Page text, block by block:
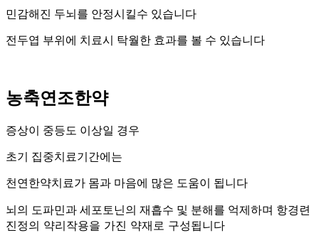
민감해진 두뇌를 안정시킬수 있습니다
전두엽 부위에 치료시 탁월한 효과를 볼 수 있습니다
농축연조한약
증상이 중등도 이상일 경우
초기 집중치료기간에는
천연한약치료가 몸과 마음에 많은 도움이 됩니다
뇌의 도파민과 세포토닌의 재흡수 및 분해를 억제하며 항경련
진정의 약리작용을 가진 약재로 구성됩니다